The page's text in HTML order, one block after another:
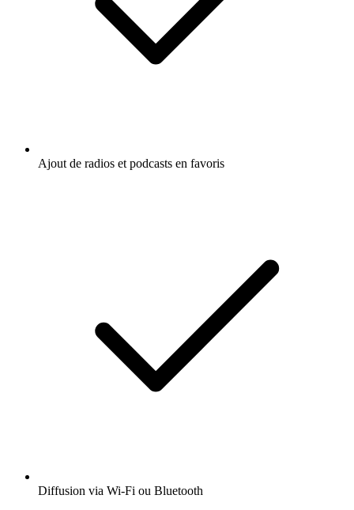
Ajout de radios et podcasts en favoris
Diffusion via Wi-Fi ou Bluetooth